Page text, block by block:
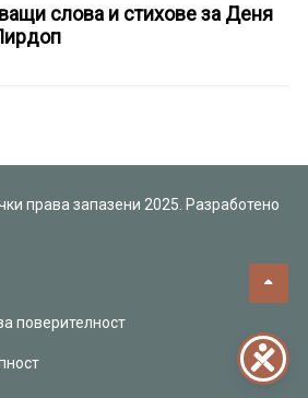
слова и стихове за Деня
права запазени 2025. Разработено
поверителност